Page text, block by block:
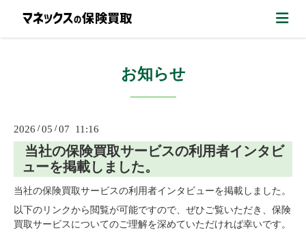
お知らせ
2026 /05 /07 11:16
当社の保険買取サービスの利用者インタビ
ューを掲載しました。
当社の保険買取サービスの利用者インタビューを掲載しました。
以下のリンクから閲覧が可能ですので、ぜひご覧いただき、保険
買取サービスについてのご理解を深めていただければ幸いです。